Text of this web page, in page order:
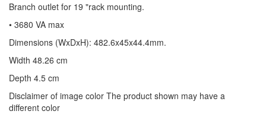
Branch outlet for 19 "rack mounting.
• 3680 VA max
Dimensions (WxDxH): 482.6x45x44.4mm.
Width 48.26 cm
Depth 4.5 cm
Disclaimer of image color The product shown may have a
different color